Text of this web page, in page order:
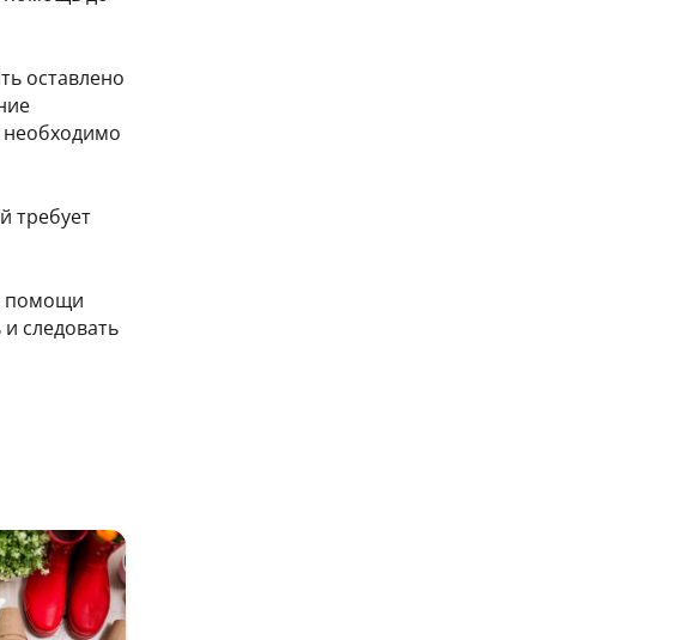
оставлено
необходимо
требует
помощи
следовать